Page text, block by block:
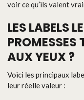
voir ce qu’ils valent
LES LABELS
PROMESSES
AUX YEUX ?
Voici les principaux
leur réelle valeur :